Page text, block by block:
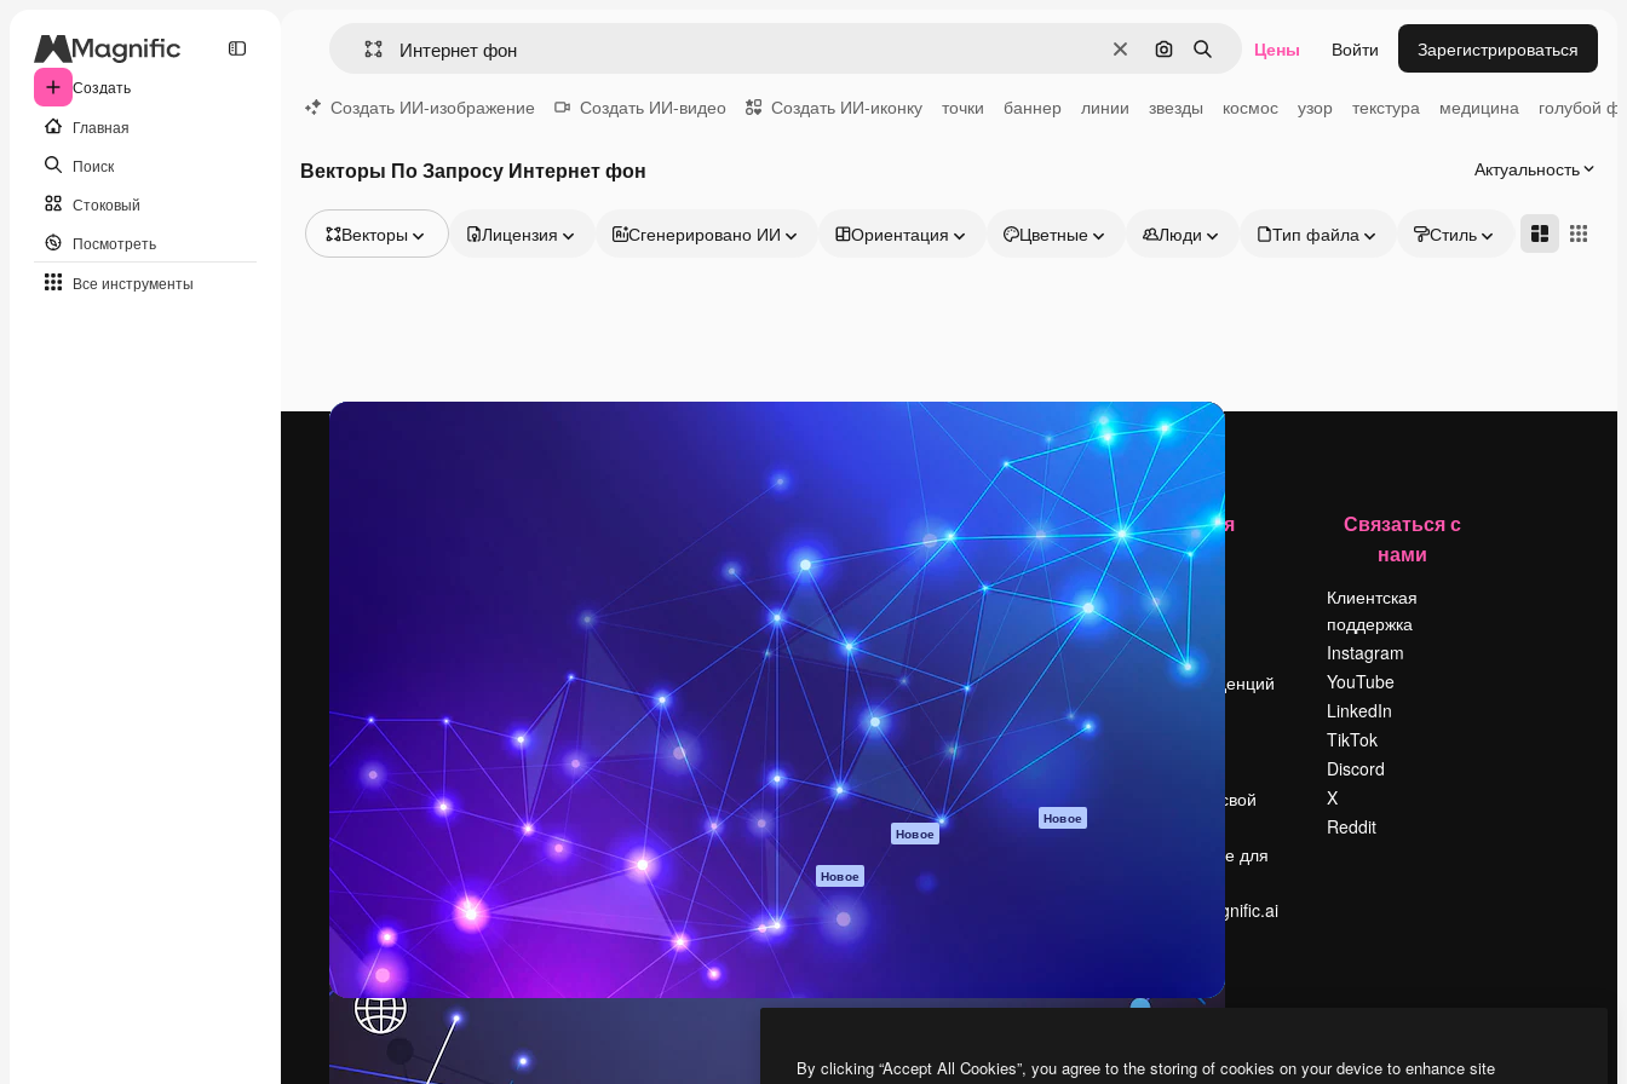
Создать
Главная
Поиск
Стоковый
Посмотреть
Все инструменты
ОчиститьПоиск по изображению
Поиск Цены Войти Зарегистрироваться
Создать ИИ-изображение Создать ИИ-видео Создать ИИ-иконку точки баннер линии звезды космос узор текстура медицина голубой
Векторы По Запросу Интернет фон Актуальность
Векторы
Видео
Лицензия Сгенерировано ИИ Ориентация Цветные Люди Тип файла Стиль Адвансд
Креативная платформа для создания
ваших лучших работ. Более 1 миллиона
подписчиков среди креаторов,
предприятий, агентств и студий.
Spaces
ИИ-помощник
Генератор
изображений ИИ
Генератор видео
Генератор голоса
на основе ИИ
Стоковый контент
MCP для
Claude/ChatGPT
Новое
Агенты Новое
API
Мобильное
приложение
Все инструменты
Magnific
Начать
Academy
Документация по
Пакету ИИ
Служба
поддержки
Условия и
положения
Политика
конфиденциальности
Оригиналы Новое
Компания
Цены
О нас
Reviews
Вакансии
Поиск тенденций
Продайте свой
Помещение для
Ищете magnific.ai
Связаться с
нами
Клиентская
поддержка
Instagram
YouTube
LinkedIn
TikTok
Discord
X
Reddit
By clicking “Accept All Cookies”, you agree to the storing of cookies on your device to enhance site